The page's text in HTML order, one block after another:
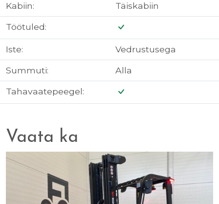
Kabiin: Täiskabiin
Töötuled:
Iste: Vedrustusega
Summuti: Alla
Tahavaatepeegel:
Vaata ka